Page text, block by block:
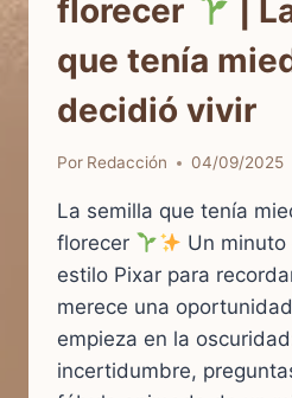
florecer
|
que tenía
decidió vivir
Por Redacción 04/09/2025
La semilla que tenía
florecer
Un
estilo Pixar para
merece una
empieza en la
incertidumbre,